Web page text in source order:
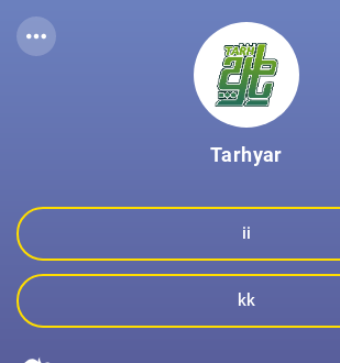
Tarhyar
ii
iipih
kk